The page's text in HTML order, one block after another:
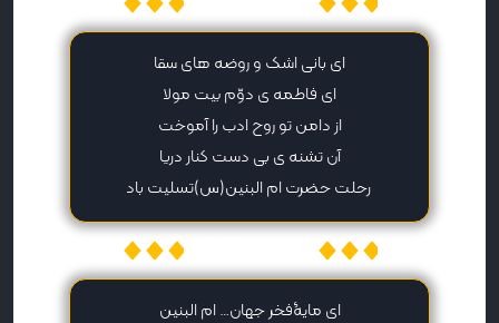
ای بانی اشک و روضه های سقا
ای فاطمه ی دوّم بیت مولا
از دامن تو روح ادب را آموخت
آن تشنه ی بی دست کنار دریا
رحلت حضرت ام البنین(س)تسلیت باد
ای مایۀفخر جهان… ام البنین